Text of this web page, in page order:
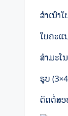
ສໍາເນົາ
ໃບຄະແ
ສໍາມະໂ
ຮູບ
ຕິດຕໍ່ສອ